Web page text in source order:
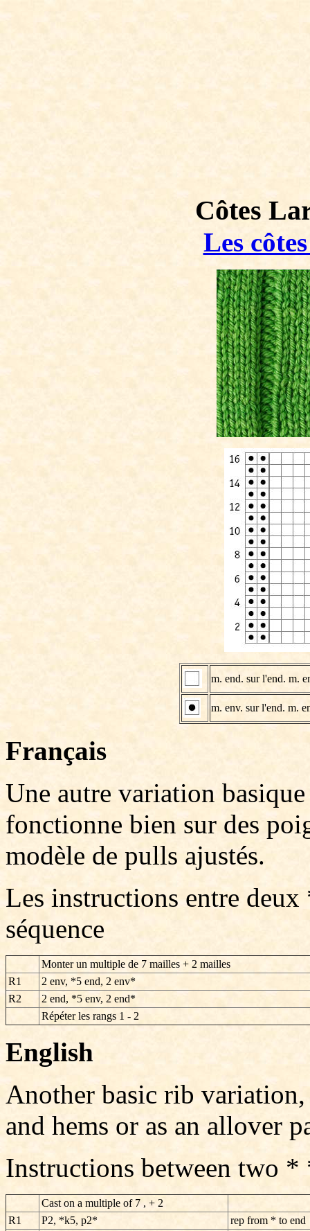
Côtes
Les
m. end. sur l'end. m.
m. env. sur l'end. m.
Français
Une autre variation
fonctionne bien sur des
modèle de pulls ajustés.
Les instructions entre
séquence
Monter un multiple de 7 mailles + 2 mailles
R1
2 env, *5 end, 2 env*
R2
2 end, *5 env, 2 end*
Répéter les rangs 1 - 2
English
Another basic rib
and hems or as an allover
Instructions between two *
Cast on a multiple of 7 , + 2
R1
P2, *k5, p2*
rep from * to end